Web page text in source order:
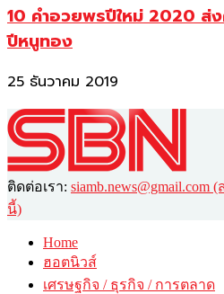
10 คำอวยพรปีใหม่ 2020 ส่
ปีหนูทอง
25 ธันวาคม 2019
ติดต่อเรา:
นี้)
Home
ฮอตนิวส์
เศรษฐกิจ / ธุรกิจ / การตลาด